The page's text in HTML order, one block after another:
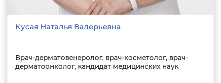
Кусая Наталья Валерьевна
Врач-дерматовенеролог, врач-косметолог, врач-
дерматоонколог, кандидат медицинских наук